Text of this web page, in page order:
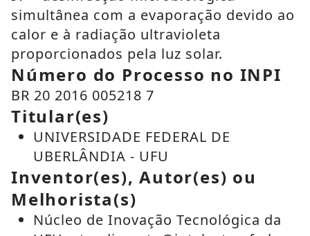
simultânea com a evaporação devido ao
calor e à radiação ultravioleta
proporcionados pela luz solar.
Número do Processo no INPI
BR 20 2016 005218 7
Titular(es)
UNIVERSIDADE FEDERAL DE
UBERLÂNDIA - UFU
Inventor(es), Autor(es) ou
Melhorista(s)
Núcleo de Inovação Tecnológica da